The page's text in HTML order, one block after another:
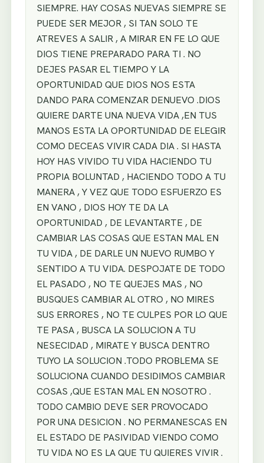
SIEMPRE. HAY COSAS NUEVAS SIEMPRE SE
PUEDE SER MEJOR , SI TAN SOLO TE
ATREVES A SALIR , A MIRAR EN FE LO QUE
DIOS TIENE PREPARADO PARA TI . NO
DEJES PASAR EL TIEMPO Y LA
OPORTUNIDAD QUE DIOS NOS ESTA
DANDO PARA COMENZAR DENUEVO .DIOS
QUIERE DARTE UNA NUEVA VIDA ,EN TUS
MANOS ESTA LA OPORTUNIDAD DE ELEGIR
COMO DECEAS VIVIR CADA DIA . SI HASTA
HOY HAS VIVIDO TU VIDA HACIENDO TU
PROPIA BOLUNTAD , HACIENDO TODO A TU
MANERA , Y VEZ QUE TODO ESFUERZO ES
EN VANO , DIOS HOY TE DA LA
OPORTUNIDAD , DE LEVANTARTE , DE
CAMBIAR LAS COSAS QUE ESTAN MAL EN
TU VIDA , DE DARLE UN NUEVO RUMBO Y
SENTIDO A TU VIDA. DESPOJATE DE TODO
EL PASADO , NO TE QUEJES MAS , NO
BUSQUES CAMBIAR AL OTRO , NO MIRES
SUS ERRORES , NO TE CULPES POR LO QUE
TE PASA , BUSCA LA SOLUCION A TU
NESECIDAD , MIRATE Y BUSCA DENTRO
TUYO LA SOLUCION .TODO PROBLEMA SE
SOLUCIONA CUANDO DESIDIMOS CAMBIAR
COSAS ,QUE ESTAN MAL EN NOSOTRO .
TODO CAMBIO DEVE SER PROVOCADO
POR UNA DESICION . NO PERMANESCAS EN
EL ESTADO DE PASIVIDAD VIENDO COMO
TU VIDA NO ES LA QUE TU QUIERES VIVIR .